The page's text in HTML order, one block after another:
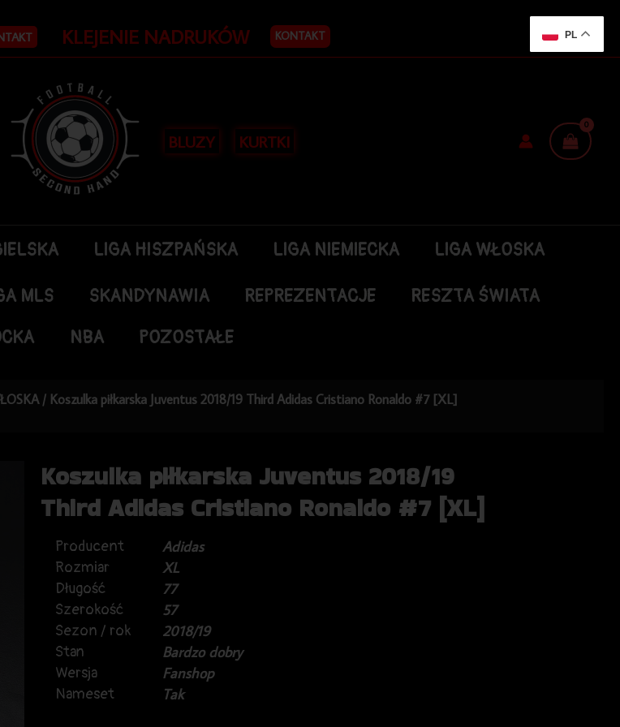
KLEJENIE NADRUKÓW KONTAKT
BLUZY KURTKI
LIGA HISZPAŃSKA LIGA NIEMIECKA LIGA WŁOSKA
MLS SKANDYNAWIA REPREZENTACJE
RESZTA ŚWIATA
NBA POZOSTAŁE
/ Koszulka piłkarska Juventus 2018/19 Third Adidas Cristiano Ronaldo #7 [XL]
Koszulka piłkarska Juventus 2018/19
Third Adidas Cristiano Ronaldo #7 [XL]
Producent
Adidas
Rozmiar
XL
Długość
77
Szerokość
57
Sezon / rok
2018/19
Stan
Bardzo dobry
Wersja
Fanshop
Nameset
Tak
PL